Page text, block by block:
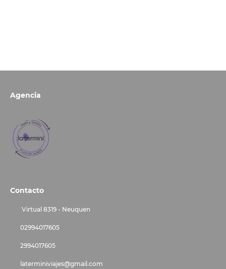
Agencia
Contacto
Virtual 8319 - Neuquen
02994017605
2994017605
laterminiviajes@gmail.com